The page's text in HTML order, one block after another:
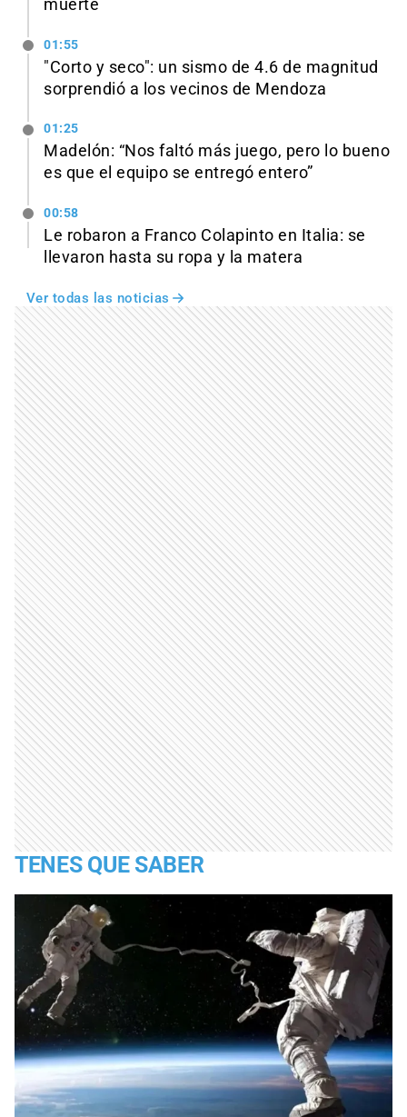
muerte
01:55
"Corto y seco": un sismo de 4.6 de magnitud
sorprendió a los vecinos de Mendoza
01:25
Madelón: “Nos faltó más juego, pero lo bueno
es que el equipo se entregó entero”
00:58
Le robaron a Franco Colapinto en Italia: se
llevaron hasta su ropa y la matera
Ver todas las noticias
TENES QUE SABER